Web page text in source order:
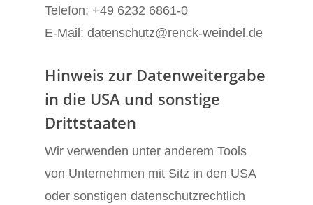
Telefon: +49 6232 6861-0
E-Mail: datenschutz@renck-weindel.de
Hinweis zur Datenweitergabe
in die USA und sonstige
Drittstaaten
Wir verwenden unter anderem Tools
von Unternehmen mit Sitz in den USA
oder sonstigen datenschutzrechtlich